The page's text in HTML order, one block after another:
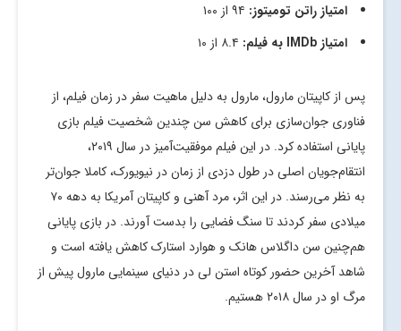
امتیاز راتن تومیتوز: ۹۴ از ۱۰۰
امتیاز IMDb به فیلم: ۸.۴ از ۱۰
پس از کاپیتان مارول، مارول به دلیل ماهیت سفر در زمان فیلم، از
فناوری جوان‌سازی برای کاهش سن چندین شخصیت فیلم بازی
پایانی استفاده کرد. در این فیلم موفقیت‌آمیز در سال ۲۰۱۹،
انتقام‌جویان اصلی در طول دزدی از زمان در نیویورک، کاملا جوان‌تر
به نظر می‌رسند. در این اثر، مرد آهنی و کاپیتان آمریکا به دهه ۷۰
میلادی سفر کردند تا سنگ فضایی را بدست آورند. در بازی پایانی
هم‌چنین سن داگلاس هانک و هوارد استارک کاهش یافته است و
شاهد آخرین حضور کوتاه استن لی در دنیای سینمایی مارول پیش از
مرگ او در سال ۲۰۱۸ هستیم.